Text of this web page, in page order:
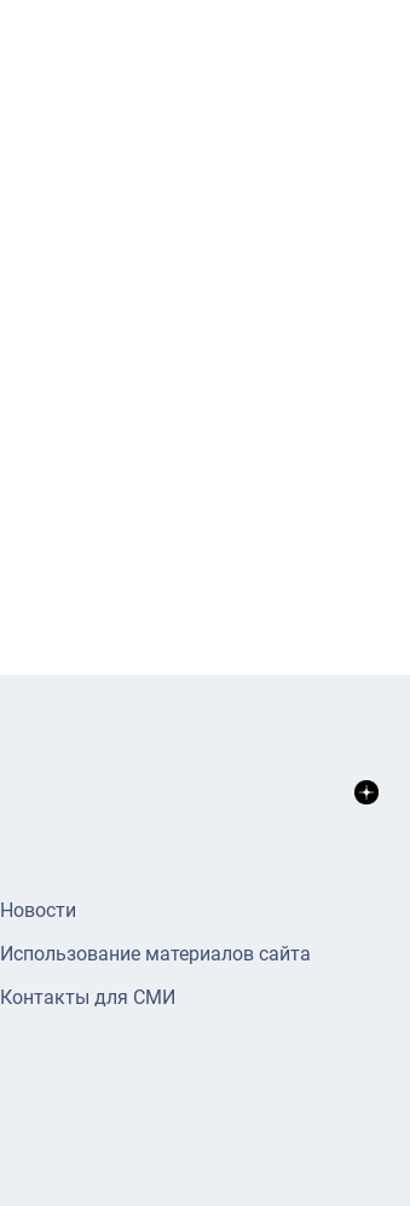
Новости
Использование материалов сайта
Контакты для СМИ